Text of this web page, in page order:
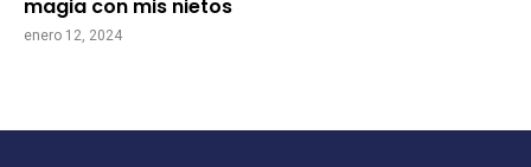
magia con mis nietos
enero 12, 2024